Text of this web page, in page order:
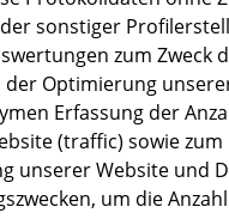
sonstiger
zum Zweck
der Optimierung unsere
Erfassung der
(traffic) sowie zum
unserer Website und
um die